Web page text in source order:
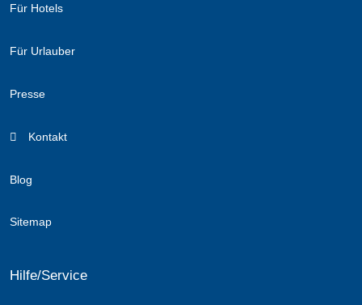
Für Hotels
Für Urlauber
Presse
Kontakt
Blog
Sitemap
Hilfe/Service